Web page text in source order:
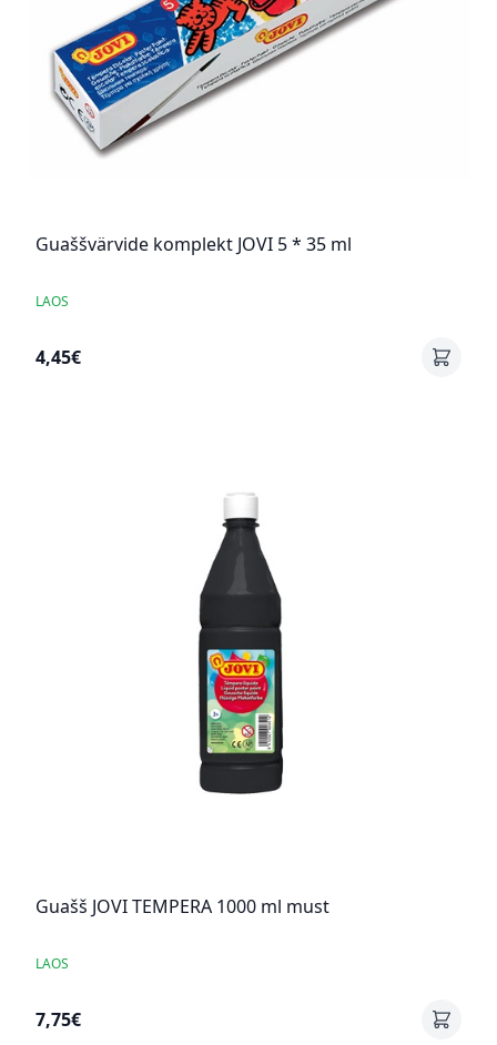
Guaššvärvide komplekt JOVI 5 * 35 ml
LAOS
4,45€
Guašš JOVI TEMPERA 1000 ml must
LAOS
7,75€